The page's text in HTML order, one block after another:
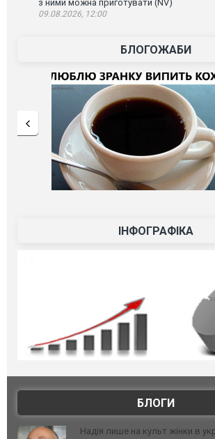
з ними можна приготувати (NV)
09.08.2026, 12:00
БЛОГОЖАБИ
ІНФОГРАФІКА
БЛОГИ
Надія лише на культ жінки в